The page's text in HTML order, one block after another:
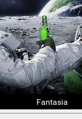
Fantasia